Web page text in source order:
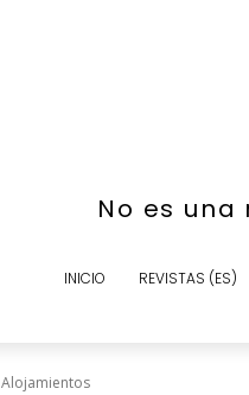
No es
INICIO REVISTAS (ES)
Alojamientos